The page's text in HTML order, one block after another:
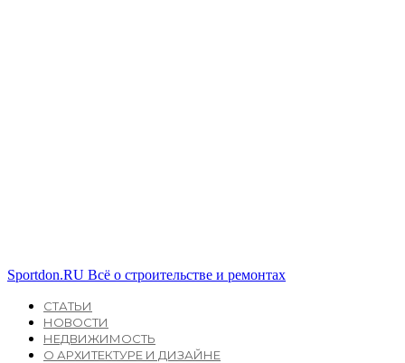
Sportdon.RU Всё о строительстве и ремонтах
СТАТЬИ
НОВОСТИ
НЕДВИЖИМОСТЬ
О АРХИТЕКТУРЕ И ДИЗАЙНЕ